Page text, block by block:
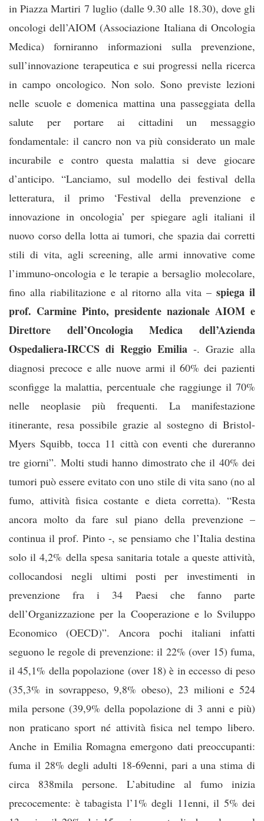
in Piazza Martiri 7 luglio (dalle 9.30 alle 18.30), dove gli
oncologi dell’AIOM (Associazione Italiana di Oncologia
Medica) forniranno informazioni sulla prevenzione,
sull’innovazione terapeutica e sui progressi nella ricerca
in campo oncologico. Non solo. Sono previste lezioni
nelle scuole e domenica mattina una passeggiata della
salute per portare ai cittadini un messaggio
fondamentale: il cancro non va più considerato un male
incurabile e contro questa malattia si deve giocare
d’anticipo. “Lanciamo, sul modello dei festival della
letteratura, il primo ‘Festival della prevenzione e
innovazione in oncologia’ per spiegare agli italiani il
nuovo corso della lotta ai tumori, che spazia dai corretti
stili di vita, agli screening, alle armi innovative come
l’immuno-oncologia e le terapie a bersaglio molecolare,
fino alla riabilitazione e al ritorno alla vita – spiega il
prof. Carmine Pinto, presidente nazionale AIOM e
Direttore dell’Oncologia Medica dell’Azienda
Ospedaliera-IRCCS di Reggio Emilia -. Grazie alla
diagnosi precoce e alle nuove armi il 60% dei pazienti
sconfigge la malattia, percentuale che raggiunge il 70%
nelle neoplasie più frequenti. La manifestazione
itinerante, resa possibile grazie al sostegno di Bristol-
Myers Squibb, tocca 11 città con eventi che dureranno
tre giorni”. Molti studi hanno dimostrato che il 40% dei
tumori può essere evitato con uno stile di vita sano (no al
fumo, attività fisica costante e dieta corretta). “Resta
ancora molto da fare sul piano della prevenzione –
continua il prof. Pinto -, se pensiamo che l’Italia destina
solo il 4,2% della spesa sanitaria totale a queste attività,
collocandosi negli ultimi posti per investimenti in
prevenzione fra i 34 Paesi che fanno parte
dell’Organizzazione per la Cooperazione e lo Sviluppo
Economico (OECD)”. Ancora pochi italiani infatti
seguono le regole di prevenzione: il 22% (over 15) fuma,
il 45,1% della popolazione (over 18) è in eccesso di peso
(35,3% in sovrappeso, 9,8% obeso), 23 milioni e 524
mila persone (39,9% della popolazione di 3 anni e più)
non praticano sport né attività fisica nel tempo libero.
Anche in Emilia Romagna emergono dati preoccupanti:
fuma il 28% degli adulti 18-69enni, pari a una stima di
circa 838mila persone. L’abitudine al fumo inizia
precocemente: è tabagista l’1% degli 11enni, il 5% dei